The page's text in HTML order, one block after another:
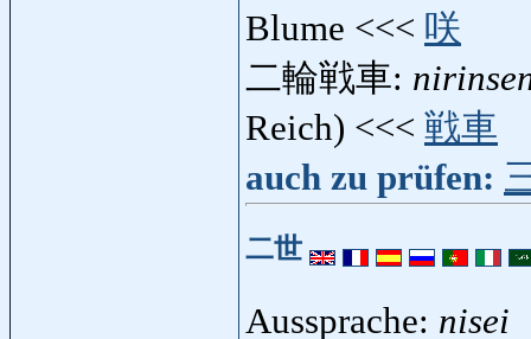
Blume <<< 咲
二輪戦車:
Reich) <<< 戦車
auch zu prüfen:
二世
Aussprache: nisei